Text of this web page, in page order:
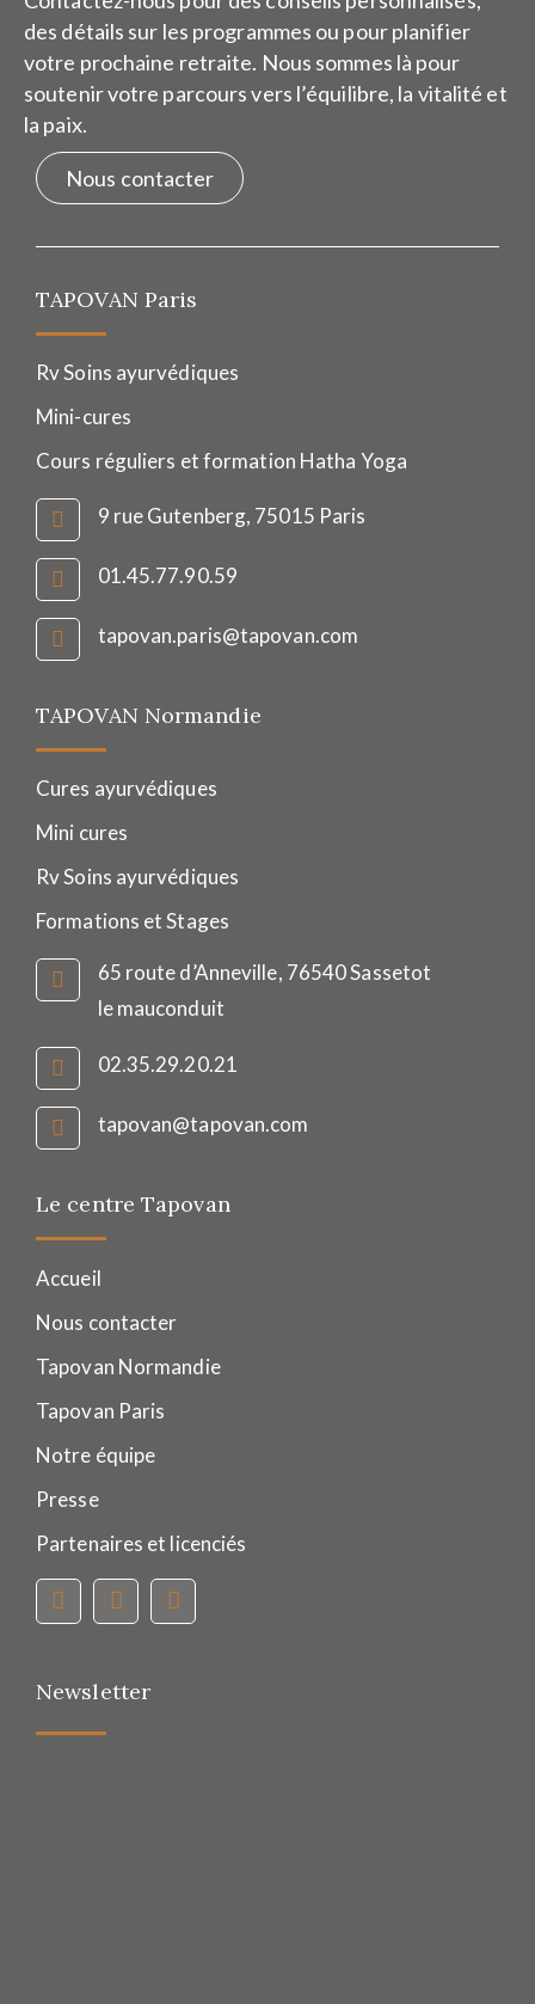
des détails sur les programmes ou pour planifier
votre prochaine retraite. Nous sommes là pour
soutenir votre parcours vers l’équilibre, la vitalité et
la paix.
Nous contacter
TAPOVAN Paris
Rv Soins ayurvédiques
Mini-cures
Cours réguliers et formation Hatha Yoga
9 rue Gutenberg, 75015 Paris
01.45.77.90.59
tapovan.paris@tapovan.com
TAPOVAN Normandie
Cures ayurvédiques
Mini cures
Rv Soins ayurvédiques
Formations et Stages
65 route d’Anneville, 76540 Sassetot
le mauconduit
02.35.29.20.21
tapovan@tapovan.com
Le centre Tapovan
Accueil
Nous contacter
Tapovan Normandie
Tapovan Paris
Notre équipe
Presse
Partenaires et licenciés
Newsletter